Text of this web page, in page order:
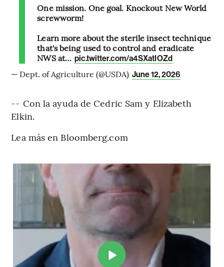
One mission. One goal. Knockout New World
screwworm!
Learn more about the sterile insect technique
that's being used to control and eradicate
NWS at… pic.twitter.com/a4SXatIOZd
— Dept. of Agriculture (@USDA) June 12, 2026
-- Con la ayuda de Cedric Sam y Elizabeth
Elkin.
Lea más en Bloomberg.com